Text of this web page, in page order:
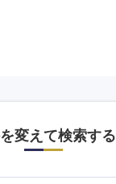
変えて検索する